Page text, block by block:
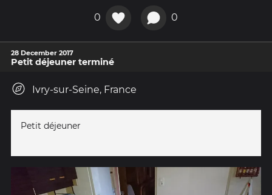
0 0
28 December 2017
Petit déjeuner terminé
Ivry-sur-Seine, France
Petit déjeuner